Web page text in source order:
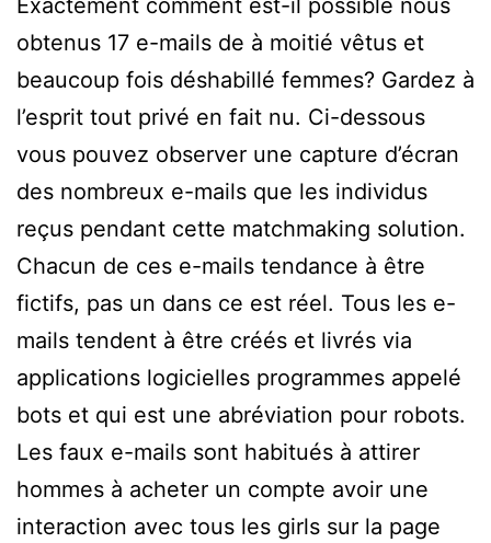
Exactement comment est-il possible nous
obtenus 17 e-mails de à moitié vêtus et
beaucoup fois déshabillé femmes? Gardez à
l’esprit tout privé en fait nu. Ci-dessous
vous pouvez observer une capture d’écran
des nombreux e-mails que les individus
reçus pendant cette matchmaking solution.
Chacun de ces e-mails tendance à être
fictifs, pas un dans ce est réel. Tous les e-
mails tendent à être créés et livrés via
applications logicielles programmes appelé
bots et qui est une abréviation pour robots.
Les faux e-mails sont habitués à attirer
hommes à acheter un compte avoir une
interaction avec tous les girls sur la page